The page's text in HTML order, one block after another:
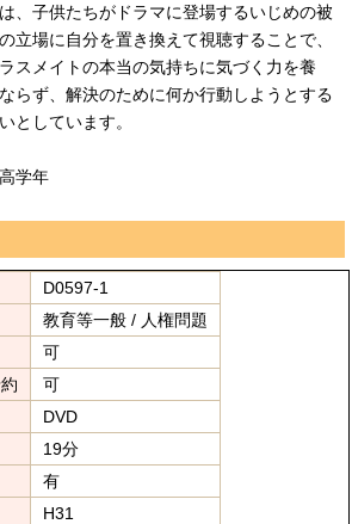
、子供たちがドラマに登場するいじめの被
立場に自分を置き換えて視聴することで、
スメイトの本当の気持ちに気づく力を養
らず、解決のために何か行動しようとする
としています。
学年
D0597-1
教育等一般 / 人権問題
可
可
DVD
19分
有
H31